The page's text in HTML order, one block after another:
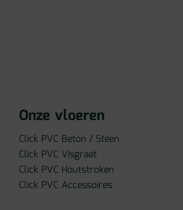
Onze vloeren
Click PVC Beton / Steen
Click PVC Visgraat
Click PVC Houtstroken
Click PVC Accessoires